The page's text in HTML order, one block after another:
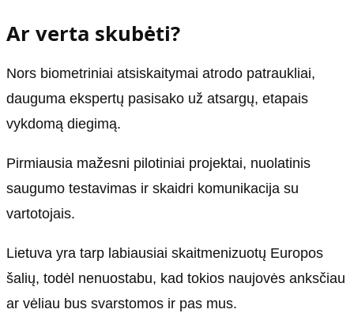
Ar verta skubėti?
Nors biometriniai atsiskaitymai atrodo patraukliai,
dauguma ekspertų pasisako už atsargų, etapais
vykdomą diegimą.
Pirmiausia mažesni pilotiniai projektai, nuolatinis
saugumo testavimas ir skaidri komunikacija su
vartotojais.
Lietuva yra tarp labiausiai skaitmenizuotų Europos
šalių, todėl nenuostabu, kad tokios naujovės anksčiau
ar vėliau bus svarstomos ir pas mus.